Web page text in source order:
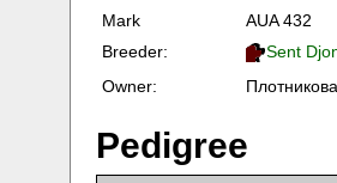
Mark
AUA 432
Breeder:
Sent
Owner:
Pedigree